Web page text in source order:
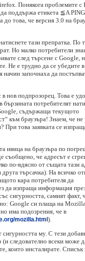
Понякога проблемите с
поддържа етикетa ≦A
това, че версия 3.0 на
тази препратка. По
Но малко потребители
след търсене с Google,
Не е трудно да се убедите в
начин започнаха да
нов подпрозорец. Това е
потребителят
съдържаща текущото
към браузъра! Знаем, че не
това заявката се
ивица на браузъра по
съобщено, че адресът е
по-вдясно от същата тази
търсачка). На всичко
кара потребителя да
да изпраща информация
сигурността, самият факт,
Google си плаща на
има подозрения, че в
mozilla.html).
му. С тези
следователно всеки може
които инсталирате. Списък